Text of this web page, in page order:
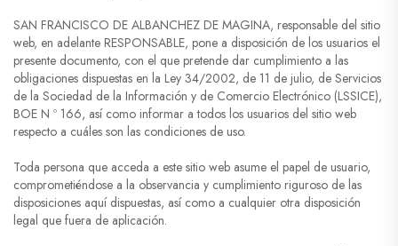
SAN FRANCISCO DE ALBANCHEZ DE MAGINA, responsable del sitio
web, en adelante RESPONSABLE, pone a disposición de los usuarios el
presente documento, con el que pretende dar cumplimiento a las
obligaciones dispuestas en la Ley 34/2002, de 11 de julio, de Servicios
de la Sociedad de la Información y de Comercio Electrónico (LSSICE),
BOE N º 166, así como informar a todos los usuarios del sitio web
respecto a cuáles son las condiciones de uso.
Toda persona que acceda a este sitio web asume el papel de usuario,
comprometiéndose a la observancia y cumplimiento riguroso de las
disposiciones aquí dispuestas, así como a cualquier otra disposición
legal que fuera de aplicación.